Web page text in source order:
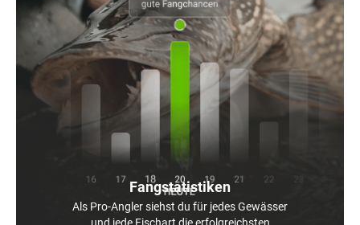
Fangstatistiken
Als Pro-Angler siehst du für jedes Gewässer
und jede Fischart die erfolgreichsten